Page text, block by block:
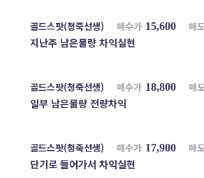
골드스팟(청죽선생) 매수가 15,600 매
지난주 남은물량 차익실현
골드스팟(청죽선생) 매수가 18,800 매
일부 남은물량 전량차익
골드스팟(청죽선생) 매수가 17,900 매
단기로 들어가서 차익실현